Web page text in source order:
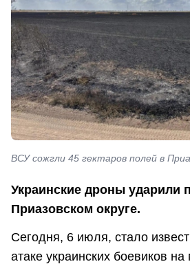
ВСУ сожгли 45 гектаров полей в
Украинские дроны ударили
Приазовском округе.
Сегодня, 6 июля, стало
атаке украинских боевиков